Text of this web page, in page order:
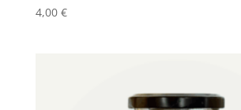
4,00 €